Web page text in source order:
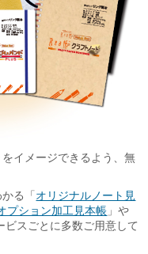
イメージできるよう、無
る「オリジナルノート見
プション加工見本帳 」や
ビスごとに多数ご用意して